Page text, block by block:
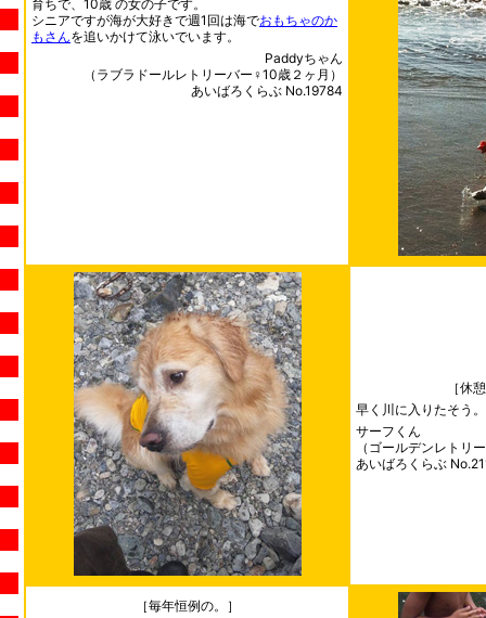
育ちで、10歳 の女の子です。
シニアですが海が大好きで週1回は海でおもちゃのか
もさんを追いかけて泳いでいます。
Paddyちゃん
（ラブラドールレトリーバー♀10歳２ヶ月）
あいばろくらぶ No.19784
［休
早く川に入りたそう。
サーフくん
（ゴールデンレトリ
あいばろくらぶ
［毎年恒例の。］